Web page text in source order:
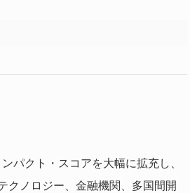
パクト・スコアを大幅に拡充し、
クノロジー、金融機関、多国間開